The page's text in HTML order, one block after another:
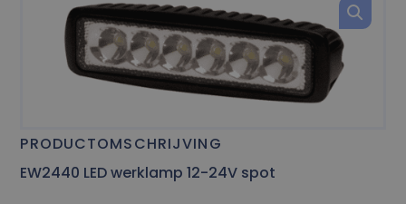
PRODUCTOMSCHRIJVING
EW2440 LED werklamp 12-24V spot